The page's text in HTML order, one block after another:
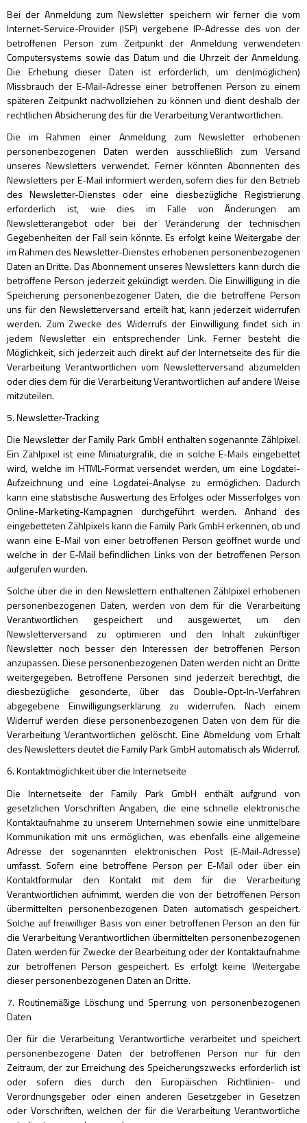
Bei der Anmeldung zum Newsletter speichern wir ferner die vom
Internet-Service-Provider (ISP) vergebene IP-Adresse des von der
betroffenen Person zum Zeitpunkt der Anmeldung verwendeten
Computersystems sowie das Datum und die Uhrzeit der Anmeldung.
Die Erhebung dieser Daten ist erforderlich, um den(möglichen)
Missbrauch der E-Mail-Adresse einer betroffenen Person zu einem
späteren Zeitpunkt nachvollziehen zu können und dient deshalb der
rechtlichen Absicherung des für die Verarbeitung Verantwortlichen.
Die im Rahmen einer Anmeldung zum Newsletter erhobenen
personenbezogenen Daten werden ausschließlich zum Versand
unseres Newsletters verwendet. Ferner könnten Abonnenten des
Newsletters per E-Mail informiert werden, sofern dies für den Betrieb
des Newsletter-Dienstes oder eine diesbezügliche Registrierung
erforderlich ist, wie dies im Falle von Änderungen am
Newsletterangebot oder bei der Veränderung der technischen
Gegebenheiten der Fall sein könnte. Es erfolgt keine Weitergabe der
im Rahmen des Newsletter-Dienstes erhobenen personenbezogenen
Daten an Dritte. Das Abonnement unseres Newsletters kann durch die
betroffene Person jederzeit gekündigt werden. Die Einwilligung in die
Speicherung personenbezogener Daten, die die betroffene Person
uns für den Newsletterversand erteilt hat, kann jederzeit widerrufen
werden. Zum Zwecke des Widerrufs der Einwilligung findet sich in
jedem Newsletter ein entsprechender Link. Ferner besteht die
Möglichkeit, sich jederzeit auch direkt auf der Internetseite des für die
Verarbeitung Verantwortlichen vom Newsletterversand abzumelden
oder dies dem für die Verarbeitung Verantwortlichen auf andere Weise
mitzuteilen.
5. Newsletter-Tracking
Die Newsletter der Family Park GmbH enthalten sogenannte Zählpixel.
Ein Zählpixel ist eine Miniaturgrafik, die in solche E-Mails eingebettet
wird, welche im HTML-Format versendet werden, um eine Logdatei-
Aufzeichnung und eine Logdatei-Analyse zu ermöglichen. Dadurch
kann eine statistische Auswertung des Erfolges oder Misserfolges von
Online-Marketing-Kampagnen durchgeführt werden. Anhand des
eingebetteten Zählpixels kann die Family Park GmbH erkennen, ob und
wann eine E-Mail von einer betroffenen Person geöffnet wurde und
welche in der E-Mail befindlichen Links von der betroffenen Person
aufgerufen wurden.
Solche über die in den Newslettern enthaltenen Zählpixel erhobenen
personenbezogenen Daten, werden von dem für die Verarbeitung
Verantwortlichen gespeichert und ausgewertet, um den
Newsletterversand zu optimieren und den Inhalt zukünftiger
Newsletter noch besser den Interessen der betroffenen Person
anzupassen. Diese personenbezogenen Daten werden nicht an Dritte
weitergegeben. Betroffene Personen sind jederzeit berechtigt, die
diesbezügliche gesonderte, über das Double-Opt-In-Verfahren
abgegebene Einwilligungserklärung zu widerrufen. Nach einem
Widerruf werden diese personenbezogenen Daten von dem für die
Verarbeitung Verantwortlichen gelöscht. Eine Abmeldung vom Erhalt
des Newsletters deutet die Family Park GmbH automatisch als Widerruf.
6. Kontaktmöglichkeit über die Internetseite
Die Internetseite der Family Park GmbH enthält aufgrund von
gesetzlichen Vorschriften Angaben, die eine schnelle elektronische
Kontaktaufnahme zu unserem Unternehmen sowie eine unmittelbare
Kommunikation mit uns ermöglichen, was ebenfalls eine allgemeine
Adresse der sogenannten elektronischen Post (E-Mail-Adresse)
umfasst. Sofern eine betroffene Person per E-Mail oder über ein
Kontaktformular den Kontakt mit dem für die Verarbeitung
Verantwortlichen aufnimmt, werden die von der betroffenen Person
übermittelten personenbezogenen Daten automatisch gespeichert.
Solche auf freiwilliger Basis von einer betroffenen Person an den für
die Verarbeitung Verantwortlichen übermittelten personenbezogenen
Daten werden für Zwecke der Bearbeitung oder der Kontaktaufnahme
zur betroffenen Person gespeichert. Es erfolgt keine Weitergabe
dieser personenbezogenen Daten an Dritte.
7. Routinemäßige Löschung und Sperrung von personenbezogenen
Daten
Der für die Verarbeitung Verantwortliche verarbeitet und speichert
personenbezogene Daten der betroffenen Person nur für den
Zeitraum, der zur Erreichung des Speicherungszwecks erforderlich ist
oder sofern dies durch den Europäischen Richtlinien- und
Verordnungsgeber oder einen anderen Gesetzgeber in Gesetzen
oder Vorschriften, welchen der für die Verarbeitung Verantwortliche